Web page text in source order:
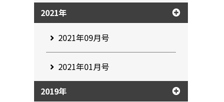
2021年
2021年09月号
2021年01月号
2019年